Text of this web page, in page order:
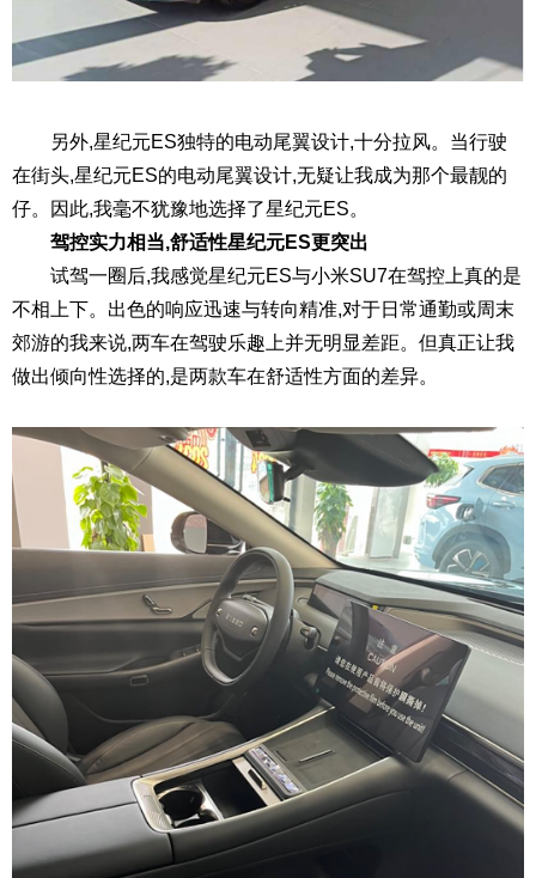
另外,星纪元ES独特的电动尾翼设计,十分拉风。当行驶
在街头,星纪元ES的电动尾翼设计,无疑让我成为那个最靓的
仔。因此,我毫不犹豫地选择了星纪元ES。
驾控实力相当,舒适性星纪元ES更突出
试驾一圈后,我感觉星纪元ES与小米SU7在驾控上真的是
不相上下。出色的响应迅速与转向精准,对于日常通勤或周末
郊游的我来说,两车在驾驶乐趣上并无明显差距。但真正让我
做出倾向性选择的,是两款车在舒适性方面的差异。